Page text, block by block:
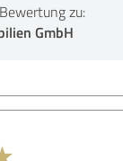
zu:
GmbH